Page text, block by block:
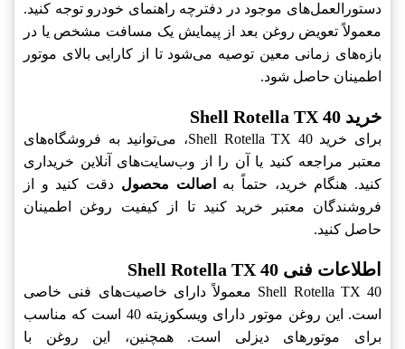
دستورالعمل‌های موجود در دفترچه راهنمای خودرو توجه کنید.
معمولاً تعویض روغن بعد از پیمایش یک مسافت مشخص یا در
بازه‌های زمانی معین توصیه می‌شود تا از کارایی بالای موتور
اطمینان حاصل شود.
خرید Shell Rotella TX 40
برای خرید Shell Rotella TX 40، می‌توانید به فروشگاه‌های
معتبر مراجعه کنید یا آن را از وب‌سایت‌های آنلاین خریداری
کنید. هنگام خرید، حتماً به
اصالت محصول دقت کنید و از
فروشندگان معتبر خرید کنید تا از کیفیت روغن اطمینان
حاصل کنید.
اطلاعات فنی Shell Rotella TX 40
Shell Rotella TX 40 معمولاً دارای خاصیت‌های فنی خاصی
است. این روغن موتور دارای ویسکوزیته 40 است که مناسب
برای موتورهای دیزلی است. همچنین، این روغن با